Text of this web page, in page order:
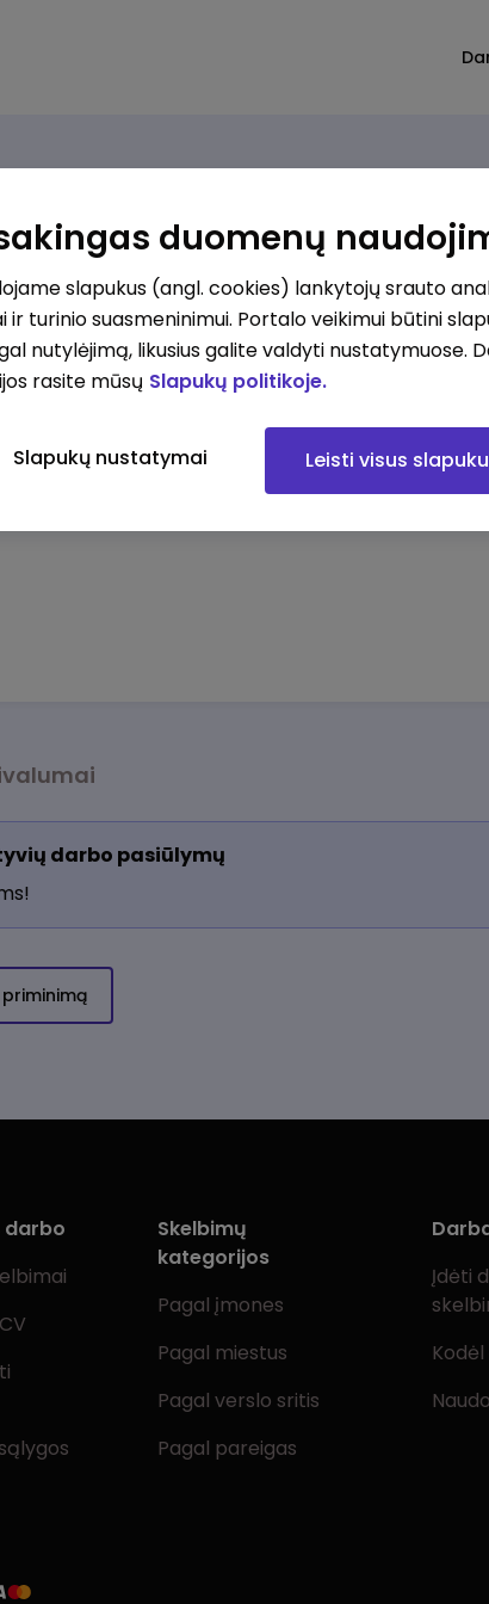
darbo pasiūlymų
darbo
Skelbimų
kategorijos
Pagal įmones
Pagal miestus
Pagal verslo sritis
Pagal pareigas
Įdėti
duomenų
slapukus (angl. cookies) lankytojų srauto
ir turinio suasmeninimui. Portalo veikimui būtini
nutylėjimą, likusius galite valdyti nustatymuose.
rasite mūsų Slapukų politikoje.
Slapukų nustatymai Leisti visus